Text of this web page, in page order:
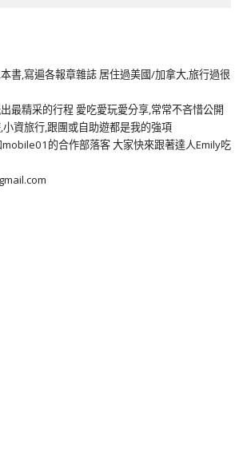
書,寫遍各報章雜誌 居住過美國/加拿大,旅行過很
最精采的行程 愛吃愛玩愛分享,常常不吝惜公開
小資旅行,跟團或自助遊都是我的強項
的合作部落客 大家快來跟著達人Emily吃